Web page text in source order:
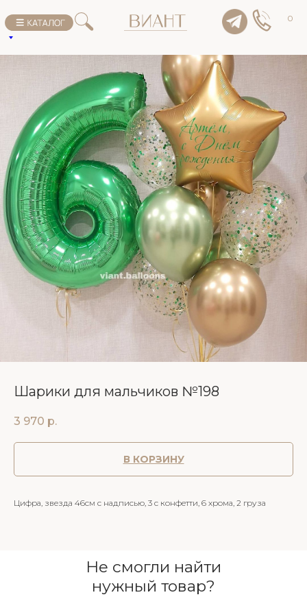
0
Шарики для мальчиков №198
3 970 р.
В КОРЗИНУ
Цифра, звезда 46см с надписью, 3 с конфетти, 6 хрома, 2 груза
Не смогли найти
нужный товар?